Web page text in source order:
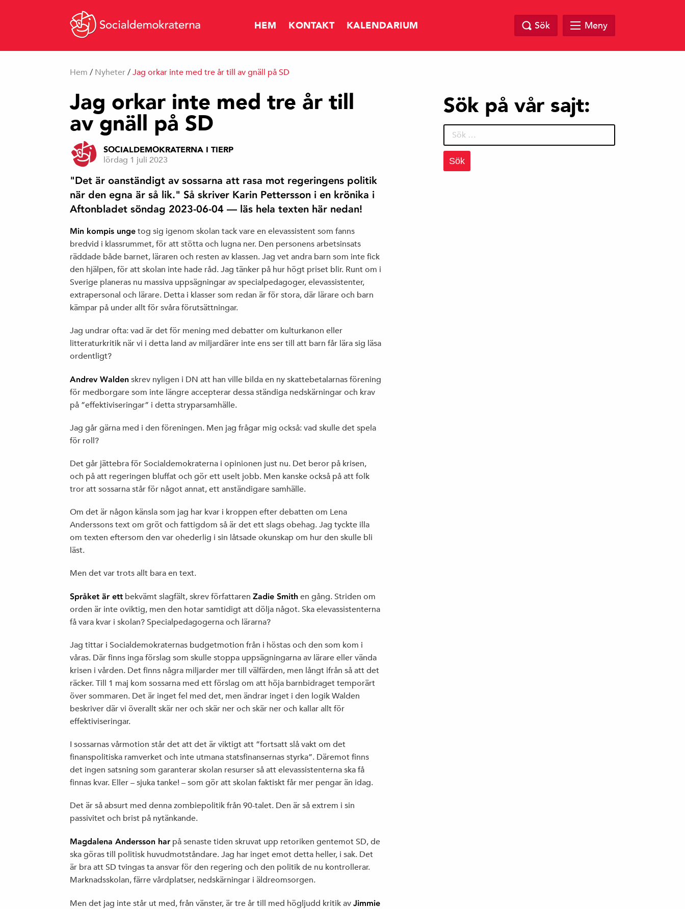
HEM KONTAKT KALENDARIUM
NYHETER
MERA SKATTEINTÄKTER TILL TIERP
VREDENS GLOBALISERING
ALLT FLER TROLLARMÉER PÅ DET NYA
POLITISKA SLAGFÄLTET
HUR BETER NI ER MOT PERSONALEN
LATES DEBATTKNEP”
JOHAN EHRENBERG, ETC: ”DITT NYA
KLIMATLIV BLIR INTE ALLS JÄVLIGT”
VALMANIFEST
VÅRA FÖRTROENDEVALDA 2014-2018
10 ANLEDNINGAR TILL ATT ENGAGERA SIG
I (S)
Sök Meny
Hem / Nyheter / Jag orkar inte med tre år till av gnäll på SD
Jag orkar inte med tre år till
av gnäll på SD
SOCIALDEMOKRATERNA I TIERP
lördag 1 juli 2023
"Det är oanständigt av sossarna att rasa mot regeringens politik
när den egna är så lik." Så skriver Karin Pettersson i en krönika i
Aftonbladet söndag 2023-06-04 — läs hela texten här nedan!
Min kompis unge tog sig igenom skolan tack vare en elevassistent som fanns
bredvid i klassrummet, för att stötta och lugna ner. Den personens arbetsinsats
räddade både barnet, läraren och resten av klassen. Jag vet andra barn som inte fick
den hjälpen, för att skolan inte hade råd. Jag tänker på hur högt priset blir. Runt om i
Sverige planeras nu massiva uppsägningar av specialpedagoger, elevassistenter,
extrapersonal och lärare. Detta i klasser som redan är för stora, där lärare och barn
kämpar på under allt för svåra förutsättningar.
Jag undrar ofta: vad är det för mening med debatter om kulturkanon eller
litteraturkritik när vi i detta land av miljardärer inte ens ser till att barn får lära sig läsa
ordentligt?
Andrev Walden skrev nyligen i DN att han ville bilda en ny skattebetalarnas förening
för medborgare som inte längre accepterar dessa ständiga nedskärningar och krav
på ”effektiviseringar” i detta stryparsamhälle.
Jag går gärna med i den föreningen. Men jag frågar mig också: vad skulle det spela
för roll?
Det går jättebra för Socialdemokraterna i opinionen just nu. Det beror på krisen,
och på att regeringen bluffat och gör ett uselt jobb. Men kanske också på att folk
tror att sossarna står för något annat, ett anständigare samhälle.
Om det är någon känsla som jag har kvar i kroppen efter debatten om Lena
Anderssons text om gröt och fattigdom så är det ett slags obehag. Jag tyckte illa
om texten eftersom den var ohederlig i sin låtsade okunskap om hur den skulle bli
läst.
Men det var trots allt bara en text.
Språket är ett bekvämt slagfält, skrev författaren Zadie Smith en gång. Striden om
orden är inte oviktig, men den hotar samtidigt att dölja något. Ska elevassistenterna
få vara kvar i skolan? Specialpedagogerna och lärarna?
Jag tittar i Socialdemokraternas budgetmotion från i höstas och den som kom i
våras. Där finns inga förslag som skulle stoppa uppsägningarna av lärare eller vända
krisen i vården. Det finns några miljarder mer till välfärden, men långt ifrån så att det
räcker. Till 1 maj kom sossarna med ett förslag om att höja barnbidraget temporärt
över sommaren. Det är inget fel med det, men ändrar inget i den logik Walden
beskriver där vi överallt skär ner och skär ner och skär ner och kallar allt för
effektiviseringar.
I sossarnas vårmotion står det att det är viktigt att ”fortsatt slå vakt om det
finanspolitiska ramverket och inte utmana statsfinansernas styrka”. Däremot finns
det ingen satsning som garanterar skolan resurser så att elevassistenterna ska få
finnas kvar. Eller – sjuka tanke! – som gör att skolan faktiskt får mer pengar än idag.
Det är så absurt med denna zombiepolitik från 90-talet. Den är så extrem i sin
passivitet och brist på nytänkande.
Magdalena Andersson har på senaste tiden skruvat upp retoriken gentemot SD, de
ska göras till politisk huvudmotståndare. Jag har inget emot detta heller, i sak. Det
är bra att SD tvingas ta ansvar för den regering och den politik de nu kontrollerar.
Marknadsskolan, färre vårdplatser, nedskärningar i äldreomsorgen.
Men det jag inte står ut med, från vänster, är tre år till med högljudd kritik av Jimmie
Sök på vår sajt:
Sök
efter: